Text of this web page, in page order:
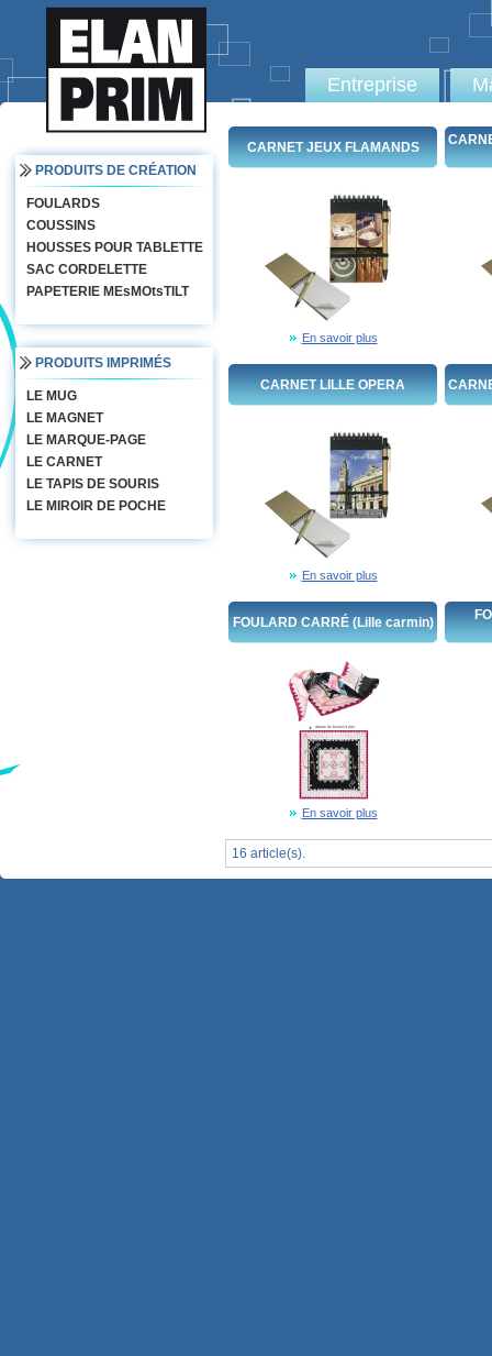
Entreprise
PRODUITS DE CRÉATION
FOULARDS
COUSSINS
HOUSSES POUR TABLETTE
SAC CORDELETTE
PAPETERIE MEsMOtsTILT
PRODUITS IMPRIMÉS
LE MUG
LE MAGNET
LE MARQUE-PAGE
LE CARNET
LE TAPIS DE SOURIS
LE MIROIR DE POCHE
CARNET JEUX FLAMANDS
En savoir plus
CARNET LILLE OPERA
En savoir plus
FOULARD CARRÉ (Lille carmin)
En savoir plus
16 article(s).